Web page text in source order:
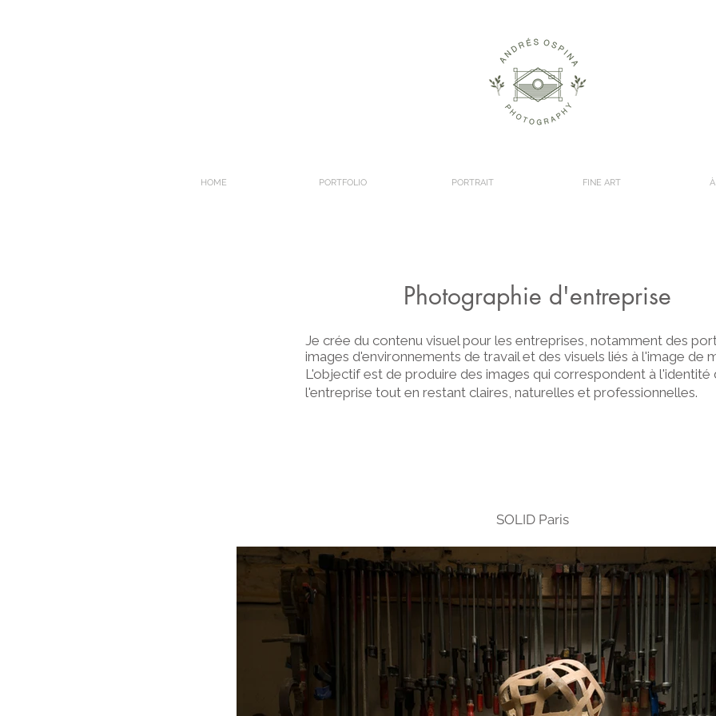
HOME PORTFOLIO PORTRAIT FINE ART
Photographie d'entreprise
Je crée du contenu visuel pour les entreprises, notamment des
images d'environnements de travail et des visuels liés à l'image de
L'objectif est de produire des images qui correspondent à l'identité
l'entreprise tout en restant claires, naturelles et professionnelles.
SOLID Paris